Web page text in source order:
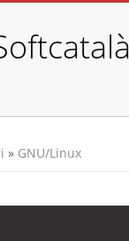
» GNU/Linux